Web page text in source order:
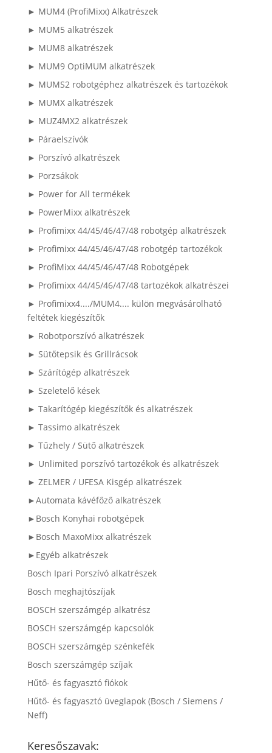
► MUM4 (ProfiMixx) Alkatrészek
► MUM5 alkatrészek
► MUM8 alkatrészek
► MUM9 OptiMUM alkatrészek
► MUMS2 robotgéphez alkatrészek és tartozékok
► MUMX alkatrészek
► MUZ4MX2 alkatrészek
► Páraelszívók
► Porszívó alkatrészek
► Porzsákok
► Power for All termékek
► PowerMixx alkatrészek
► Profimixx 44/45/46/47/48 robotgép alkatrészek
► Profimixx 44/45/46/47/48 robotgép tartozékok
► ProfiMixx 44/45/46/47/48 Robotgépek
► Profimixx 44/45/46/47/48 tartozékok alkatrészei
► Profimixx4..../MUM4.... külön megvásárolható
feltétek kiegészítők
► Robotporszívó alkatrészek
► Sütőtepsik és Grillrácsok
► Szárítógép alkatrészek
► Szeletelő kések
► Takarítógép kiegészítők és alkatrészek
► Tassimo alkatrészek
► Tűzhely / Sütő alkatrészek
► Unlimited porszívó tartozékok és alkatrészek
► ZELMER / UFESA Kisgép alkatrészek
►Automata kávéfőző alkatrészek
►Bosch Konyhai robotgépek
►Bosch MaxoMixx alkatrészek
►Egyéb alkatrészek
Bosch Ipari Porszívó alkatrészek
Bosch meghajtószíjak
BOSCH szerszámgép alkatrész
BOSCH szerszámgép kapcsolók
BOSCH szerszámgép szénkefék
Bosch szerszámgép szíjak
Hűtő- és fagyasztó fiókok
Hűtő- és fagyasztó üveglapok (Bosch / Siemens /
Neff)
Keresőszavak: